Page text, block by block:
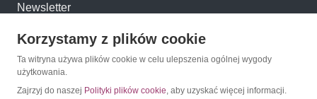
Newsletter
Konto
Moje konto
Korzystamy z plików cookie
Ta witryna używa plików cookie w celu ulepszenia ogólnej wygody
użytkowania.
Zajrzyj do naszej Polityki plików cookie, aby uzyskać więcej informacji.